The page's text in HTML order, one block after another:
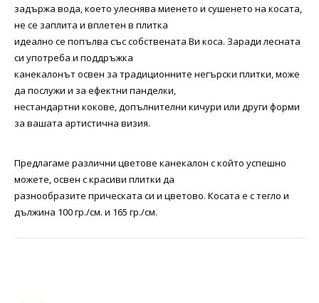
задържа вода, което улеснява миенето и сушенето на косата,
не се заплита и вплетен в плитка
идеално се попълва със собствената Ви коса. Заради лесната
си употреба и поддръжка
канекалонът освен за традиционните негърски плитки, може
да послужи и за ефектни панделки,
нестандартни кокове, допълнителни кичури или други форми
за вашата артистична визия.
Предлагаме различни цветове канекалон с който успешно
можете, освен с красиви плитки да
разнообразите прическата си и цветово. Косата е с тегло и
дължина 100 гр./см. и 165 гр./см.